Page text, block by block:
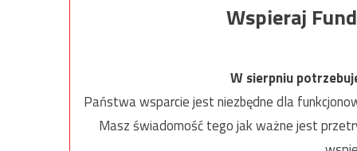
Wspieraj
W sierpniu
Państwa wsparcie jest niezbędne dla
Masz świadomość tego jak ważne jest